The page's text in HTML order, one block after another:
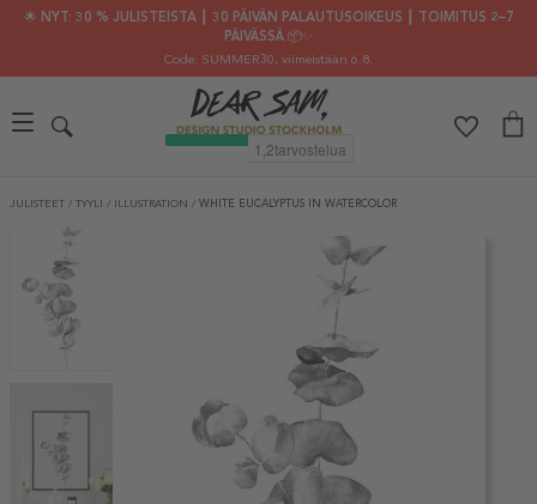
🌟 NYT: 30 % JULISTEISTA ┃ 30 PÄIVÄN PALAUTUSOIKEUS ┃ TOIMITUS 2–7
PÄIVÄSSÄ 📦✨
Code: SUMMER30, viimeistään 6.8.
JULISTEET / TYYLI / ILLUSTRATION / WHITE EUCALYPTUS IN WATERCOLOR